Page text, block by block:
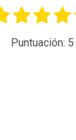
Puntuación: 5